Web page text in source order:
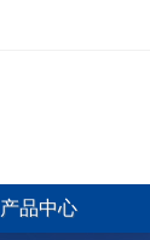
产品中心